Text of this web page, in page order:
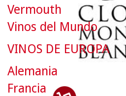
Vermouth
Vinos del Mundo
VINOS DE EUROPA
Alemania
Francia